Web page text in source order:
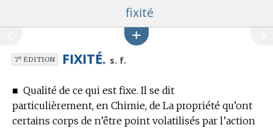
fixité
7eÉDITION FIXITÉ. s. f.
■ Qualité de ce qui est fixe. Il se dit
particulièrement, en Chimie, de La propriété qu’ont
certains corps de n’être point volatilisés par l’action